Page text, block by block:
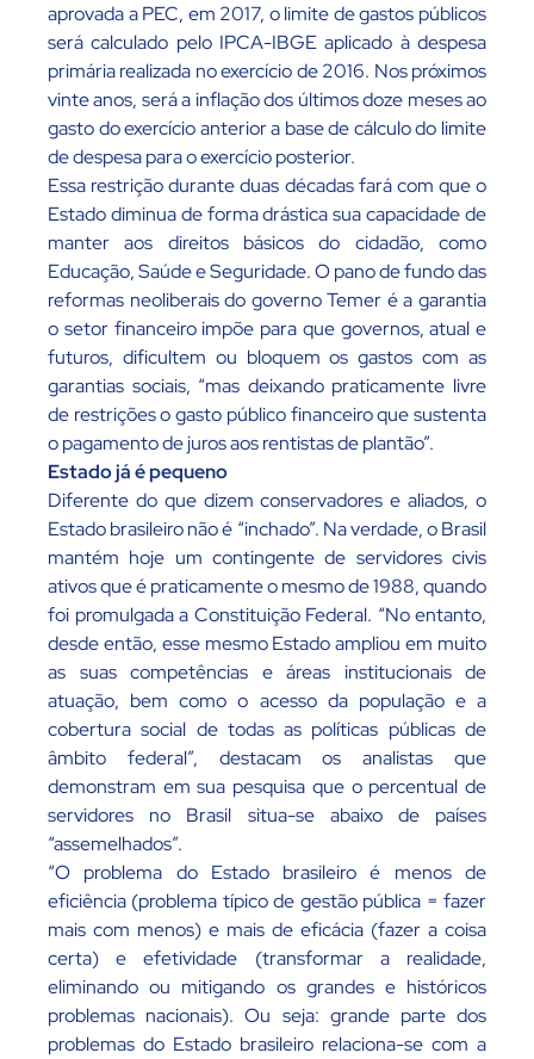
aprovada a PEC, em 2017, o limite de gastos públicos
será calculado pelo IPCA-IBGE aplicado à despesa
primária realizada no exercício de 2016. Nos próximos
vinte anos, será a inflação dos últimos doze meses ao
gasto do exercício anterior a base de cálculo do limite
de despesa para o exercício posterior.
Essa restrição durante duas décadas fará com que o
Estado diminua de forma drástica sua capacidade de
manter aos direitos básicos do cidadão, como
Educação, Saúde e Seguridade. O pano de fundo das
reformas neoliberais do governo Temer é a garantia
o setor financeiro impõe para que governos, atual e
futuros, dificultem ou bloquem os gastos com as
garantias sociais, “mas deixando praticamente livre
de restrições o gasto público financeiro que sustenta
o pagamento de juros aos rentistas de plantão”.
Estado já é pequeno
Diferente do que dizem conservadores e aliados, o
Estado brasileiro não é “inchado”. Na verdade, o Brasil
mantém hoje um contingente de servidores civis
ativos que é praticamente o mesmo de 1988, quando
foi promulgada a Constituição Federal. “No entanto,
desde então, esse mesmo Estado ampliou em muito
as suas competências e áreas institucionais de
atuação, bem como o acesso da população e a
cobertura social de todas as políticas públicas de
âmbito federal”, destacam os analistas que
demonstram em sua pesquisa que o percentual de
servidores no Brasil situa-se abaixo de países
“assemelhados”.
“O problema do Estado brasileiro é menos de
eficiência (problema típico de gestão pública = fazer
mais com menos) e mais de eficácia (fazer a coisa
certa) e efetividade (transformar a realidade,
eliminando ou mitigando os grandes e históricos
problemas nacionais). Ou seja: grande parte dos
problemas do Estado brasileiro relaciona-se com a